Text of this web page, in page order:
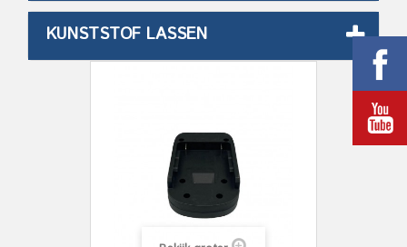
KUNSTSTOF LASSEN